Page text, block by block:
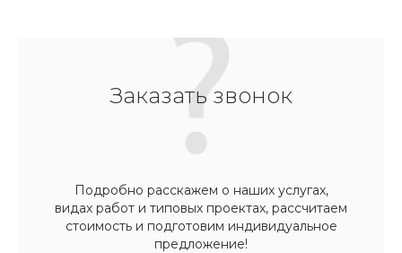
Заказать звонок
Подробно расскажем о наших услугах,
видах работ и типовых проектах, рассчитаем
стоимость и подготовим индивидуальное
предложение!